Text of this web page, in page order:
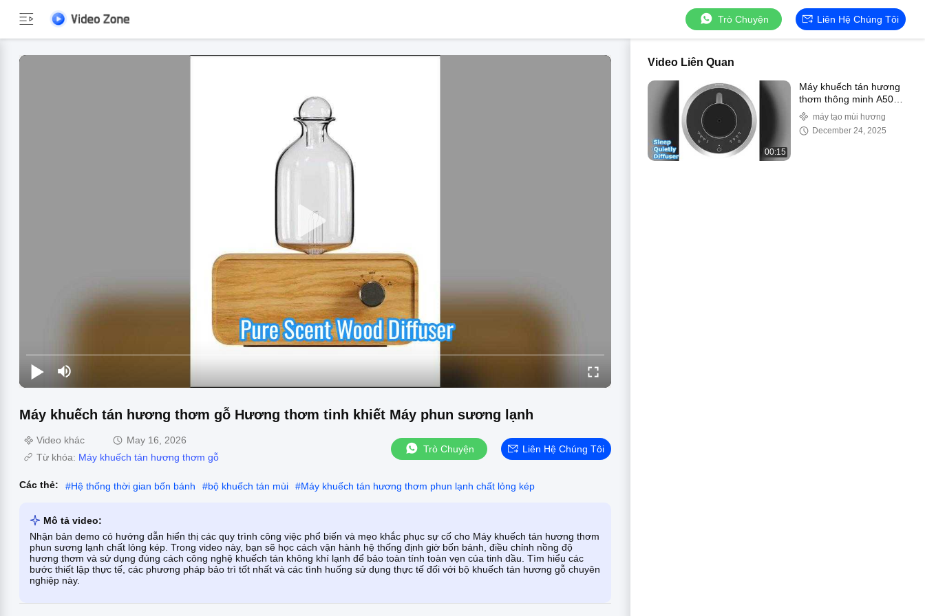
Trò Chuyện Liên Hệ Chúng Tôi
Máy khuếch tán hương thơm gỗ Hương thơm tinh khiết Máy phun sương lạnh
Video khác
May 16, 2026
Từ khóa: Máy khuếch tán hương thơm gỗ
Trò Chuyện Liên Hệ Chúng Tôi
Các thẻ: #Hệ thống thời gian bốn bánh #bộ khuếch tán mùi #Máy khuếch tán hương thơm phun lạnh chất lỏng kép
Mô tả video:
Nhận bản demo có hướng dẫn hiển thị các quy trình công việc phổ biến và mẹo khắc phục sự cố cho Máy khuếch tán hương thơm
phun sương lạnh chất lỏng kép. Trong video này, bạn sẽ học cách vận hành hệ thống định giờ bốn bánh, điều chỉnh nồng độ
hương thơm và sử dụng đúng cách công nghệ khuếch tán không khí lạnh để bảo toàn tính toàn vẹn của tinh dầu. Tìm hiểu các
bước thiết lập thực tế, các phương pháp bảo trì tốt nhất và các tình huống sử dụng thực tế đối với bộ khuếch tán hương gỗ chuyên
nghiệp này.
Video Liên Quan
00:15
Máy khuếch tán hương
thơm thông minh A500
Ngủ yên tĩnh
máy tạo mùi hương
December 24, 2025